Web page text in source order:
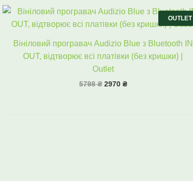
Вініловий програвач Audizio Blue з Bluetooth IN
OUT, відтворює всі платівки (без кришки) |
Outlet
5798₴
Оригінальна
5798 ₴.
2970 ₴
Поточна
2970 ₴.
OUTLET